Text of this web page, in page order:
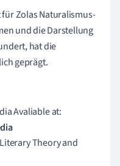
Zolas Naturalismus-
und die Darstellung
hat die
geprägt.
Avaliable at:
Theory and